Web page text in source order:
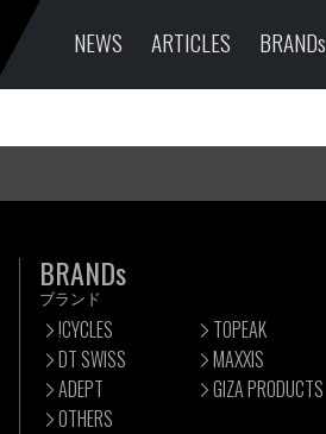
NEWS ARTICLES BRANDs
BRANDs
ブランド
!CYCLES TOPEAK
DT SWISS
MAXXIS
ADEPT
GIZA PRODUCTS
OTHERS